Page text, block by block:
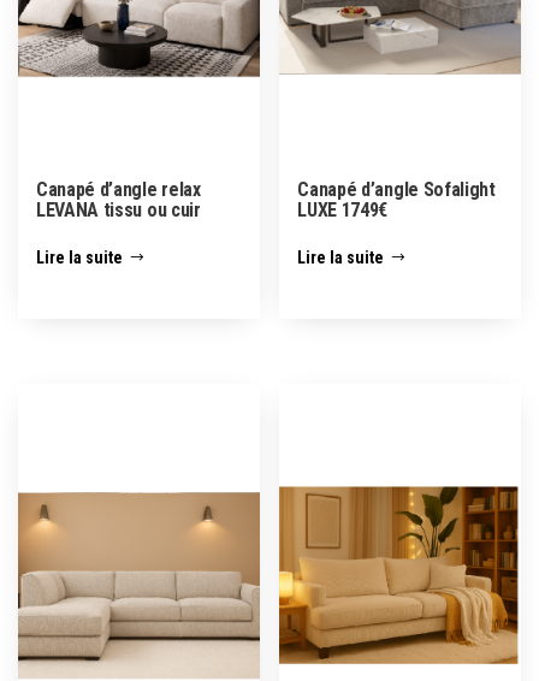
Canapé d’angle relax
LEVANA tissu ou cuir
Lire la suite
Canapé d’angle Sofalight
LUXE 1749€
Lire la suite